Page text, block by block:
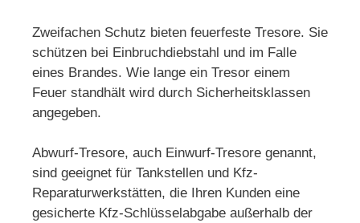
Zweifachen Schutz bieten feuerfeste Tresore. Sie
schützen bei Einbruchdiebstahl und im Falle
eines Brandes. Wie lange ein Tresor einem
Feuer standhält wird durch Sicherheitsklassen
angegeben.
Abwurf-Tresore, auch Einwurf-Tresore genannt,
sind geeignet für Tankstellen und Kfz-
Reparaturwerkstätten, die Ihren Kunden eine
gesicherte Kfz-Schlüsselabgabe außerhalb der